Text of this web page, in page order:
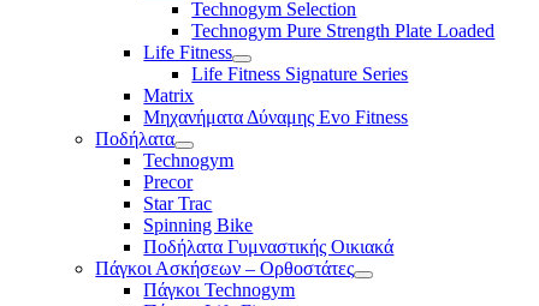
Technogym Selection
Technogym Pure Strength Plate Loaded
Life Fitness
Life Fitness Signature Series
Matrix
Μηχανήματα Δύναμης Evo Fitness
Ποδήλατα
Technogym
Precor
Star Trac
Spinning Bike
Ποδήλατα Γυμναστικής Οικιακά
Πάγκοι Ασκήσεων – Ορθοστάτες
Πάγκοι Technogym